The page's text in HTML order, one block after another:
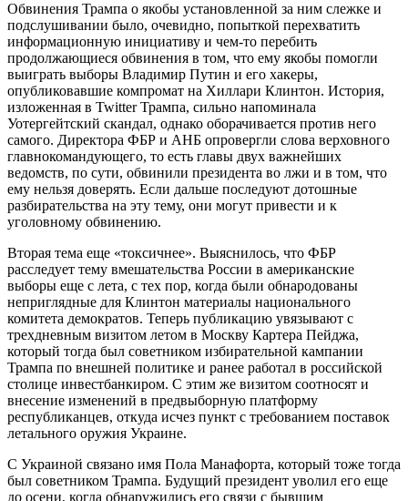
Обвинения Трампа о якобы установленной за ним слежке и
подслушивании было, очевидно, попыткой перехватить
информационную инициативу и чем-то перебить
продолжающиеся обвинения в том, что ему якобы помогли
выиграть выборы Владимир Путин и его хакеры,
опубликовавшие компромат на Хиллари Клинтон. История,
изложенная в Twitter Трампа, сильно напоминала
Уотергейтский скандал, однако оборачивается против него
самого. Директора ФБР и АНБ опровергли слова верховного
главнокомандующего, то есть главы двух важнейших
ведомств, по сути, обвинили президента во лжи и в том, что
ему нельзя доверять. Если дальше последуют дотошные
разбирательства на эту тему, они могут привести и к
уголовному обвинению.
Вторая тема еще «токсичнее». Выяснилось, что ФБР
расследует тему вмешательства России в американские
выборы еще с лета, с тех пор, когда были обнародованы
неприглядные для Клинтон материалы национального
комитета демократов. Теперь публикацию увязывают с
трехдневным визитом летом в Москву Картера Пейджа,
который тогда был советником избирательной кампании
Трампа по внешней политике и ранее работал в российской
столице инвестбанкиром. С этим же визитом соотносят и
внесение изменений в предвыборную платформу
республиканцев, откуда исчез пункт с требованием поставок
летального оружия Украине.
С Украиной связано имя Пола Манафорта, который тоже тогда
был советником Трампа. Будущий президент уволил его еще
до осени, когда обнаружились его связи с бывшим